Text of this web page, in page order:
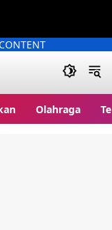
Olahraga